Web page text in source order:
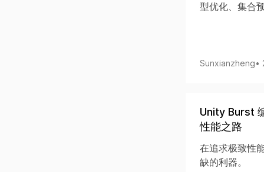
型优化、集合
Sunxianzheng•
Unity Burst
性能之路
在追求极致性
缺的利器。